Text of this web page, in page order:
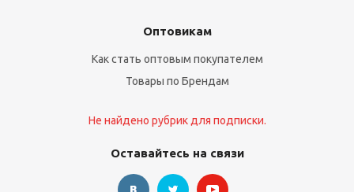
Оптовикам
Как стать оптовым покупателем
Товары по Брендам
Не найдено рубрик для подписки.
Оставайтесь на связи